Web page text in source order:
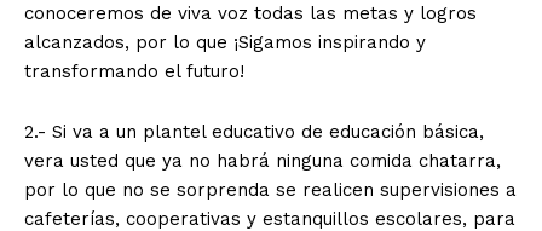
conoceremos de viva voz todas las metas y logros
alcanzados, por lo que ¡Sigamos inspirando y
transformando el futuro!
2.- Si va a un plantel educativo de educación básica,
vera usted que ya no habrá ninguna comida chatarra,
por lo que no se sorprenda se realicen supervisiones a
cafeterías, cooperativas y estanquillos escolares, para